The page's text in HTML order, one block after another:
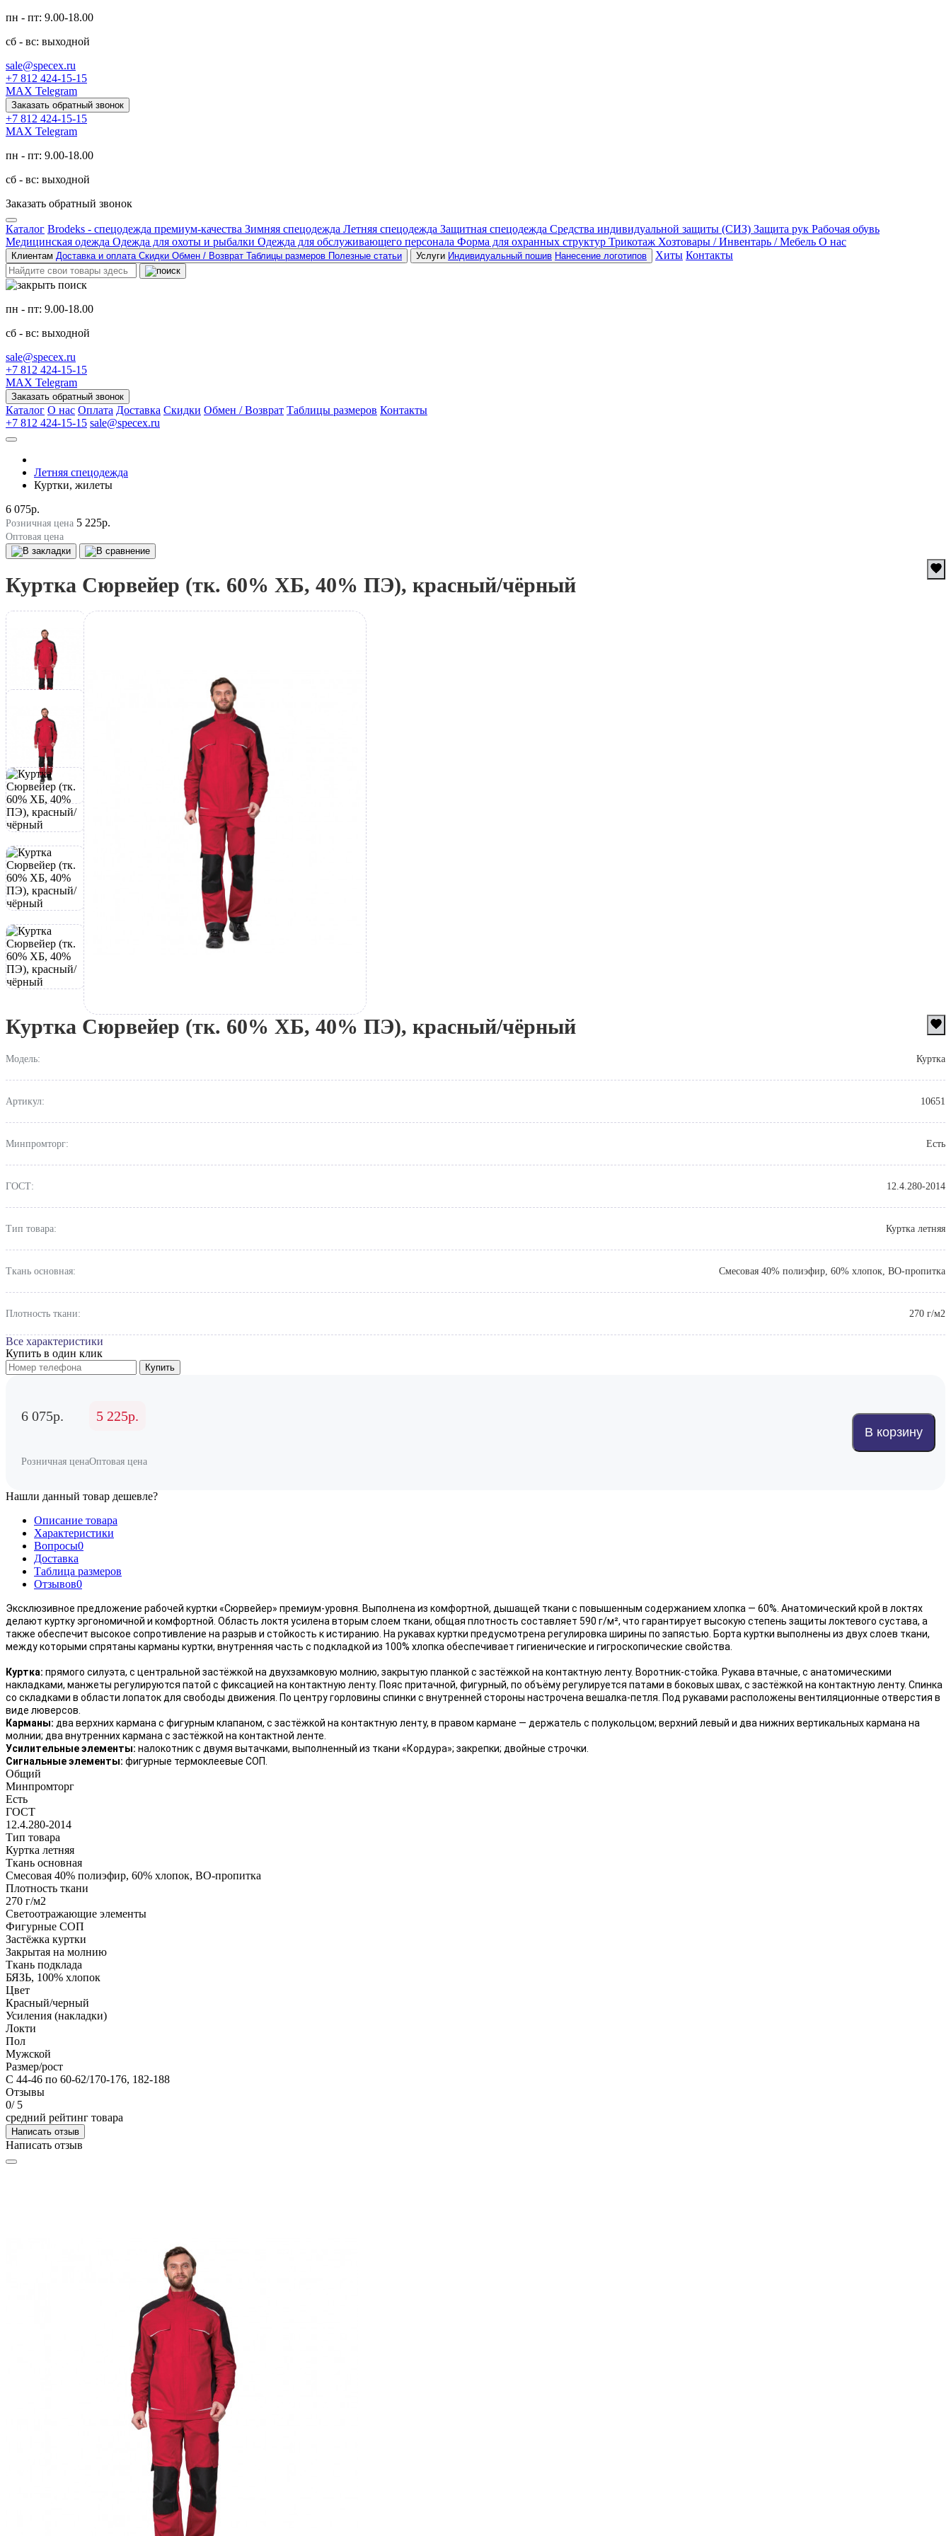
пн - пт: 9.00-18.00
сб - вс: выходной
sale@specex.ru
+7 812 424-15-15
MAX Telegram
Заказать обратный звонок
+7 812 424-15-15
MAX Telegram
пн - пт: 9.00-18.00
сб - вс: выходной
Заказать обратный звонок
Каталог Brodeks - спецодежда премиум-качества Зимняя спецодежда Летняя спецодежда Защитная спецодежда Средства индивидуальной защиты (СИЗ) Защита рук Рабочая обувь
Медицинская одежда Одежда для охоты и рыбалки Одежда для обслуживающего персонала Форма для охранных структур Трикотаж Хозтовары / Инвентарь / Мебель О нас
Клиентам Доставка и оплата Скидки Обмен / Возврат Таблицы размеров Полезные статьи Услуги Индивидуальный пошив Нанесение логотипов Хиты Контакты
пн - пт: 9.00-18.00
сб - вс: выходной
sale@specex.ru
+7 812 424-15-15
MAX Telegram
Заказать обратный звонок
Каталог О нас Оплата Доставка Скидки Обмен / Возврат Таблицы размеров Контакты
+7 812 424-15-15 sale@specex.ru
Летняя спецодежда
Куртки, жилеты
6 075р.
Розничная цена 5 225р.
Оптовая цена
Куртка Сюрвейер (тк. 60% ХБ, 40% ПЭ), красный/чёрный
Куртка Сюрвейер (тк. 60% ХБ, 40% ПЭ), красный/чёрный
Модель: Куртка
Артикул: 10651
Минпромторг: Есть
ГОСТ: 12.4.280-2014
Тип товара: Куртка летняя
Ткань основная: Смесовая 40% полиэфир, 60% хлопок, ВО-пропитка
Плотность ткани: 270 г/м2
Все характеристики
Купить в один клик
Купить
6 075р.
Розничная цена
5 225р.
Оптовая цена
В корзину
Нашли данный товар дешевле?
Описание товара
Характеристики
Вопросы0
Доставка
Таблица размеров
Отзывов0
Эксклюзивное предложение рабочей куртки «Сюрвейер» премиум-уровня. Выполнена из комфортной, дышащей ткани с повышенным содержанием хлопка — 60%. Анатомический крой в локтях
делают куртку эргономичной и комфортной. Область локтя усилена вторым слоем ткани, общая плотность составляет 590 г/м², что гарантирует высокую степень защиты локтевого сустава, а
также обеспечит высокое сопротивление на разрыв и стойкость к истиранию. На рукавах куртки предусмотрена регулировка ширины по запястью. Борта куртки выполнены из двух слоев ткани,
между которыми спрятаны карманы куртки, внутренняя часть с подкладкой из 100% хлопка обеспечивает гигиенические и гигроскопические свойства.
Куртка: прямого силуэта, с центральной застёжкой на двухзамковую молнию, закрытую планкой с застёжкой на контактную ленту. Воротник-стойка. Рукава втачные, с анатомическими
накладками, манжеты регулируются патой с фиксацией на контактную ленту. Пояс притачной, фигурный, по объёму регулируется патами в боковых швах, с застёжкой на контактную ленту. Спинка
со складками в области лопаток для свободы движения. По центру горловины спинки с внутренней стороны настрочена вешалка-петля. Под рукавами расположены вентиляционные отверстия в
виде люверсов.
Карманы: два верхних кармана с фигурным клапаном, с застёжкой на контактную ленту, в правом кармане — держатель с полукольцом; верхний левый и два нижних вертикальных кармана на
молнии; два внутренних кармана с застёжкой на контактной ленте.
Усилительные элементы: налокотник с двумя вытачками, выполненный из ткани «Кордура»; закрепки; двойные строчки.
Сигнальные элементы: фигурные термоклеевые СОП.
Общий
Минпромторг
Есть
ГОСТ
12.4.280-2014
Тип товара
Куртка летняя
Ткань основная
Смесовая 40% полиэфир, 60% хлопок, ВО-пропитка
Плотность ткани
270 г/м2
Светоотражающие элементы
Фигурные СОП
Застёжка куртки
Закрытая на молнию
Ткань подклада
БЯЗЬ, 100% хлопок
Цвет
Красный/черный
Усиления (накладки)
Локти
Пол
Мужской
Размер/рост
С 44-46 по 60-62/170-176, 182-188
Отзывы
0/ 5
средний рейтинг товара
Написать отзыв
Написать отзыв